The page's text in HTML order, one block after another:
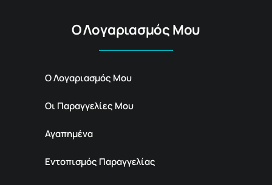
Ο Λογαριασμός Μου
Ο Λογαριασμός Μου
Οι Παραγγελίες Μου
Αγαπημένα
Εντοπισμός Παραγγελίας